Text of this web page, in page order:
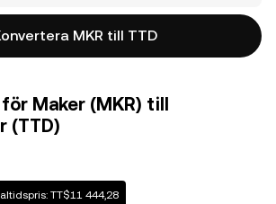
MKR till TTD
Maker (MKR) till
(TTD)
TT$11 444,28